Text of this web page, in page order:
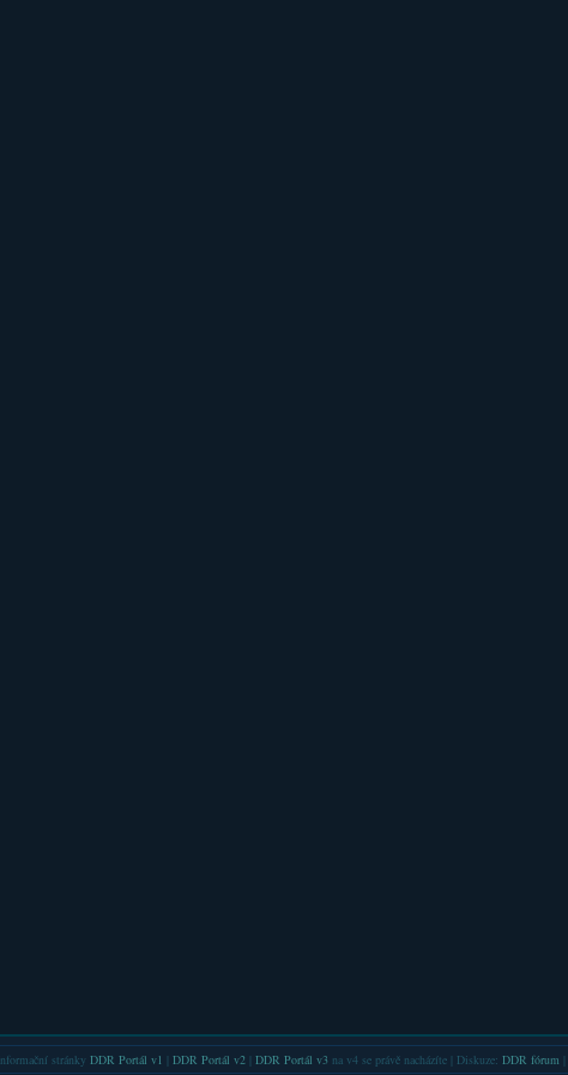
stránky DDR Portál v1 DDR Portál v2| DDR Portál v3na v4 se právě nacházíte | Diskuze: DDR fórum